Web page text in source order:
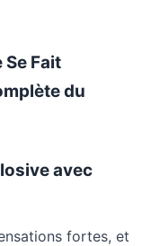
Se Fait
du
avec
fortes, et